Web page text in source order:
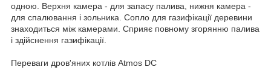
одною. Верхня камера - для запасу палива, нижня камера -
для спалювання і зольника. Сопло для газифікації деревини
знаходиться між камерами. Сприяє повному згорянню палива
і здійснення газифікації.
Переваги дров'яних котлів Atmos DC